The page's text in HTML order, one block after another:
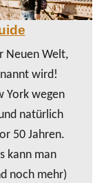
Neuen Welt,
wird!
York wegen
natürlich
50 Jahren.
kann man
noch mehr)